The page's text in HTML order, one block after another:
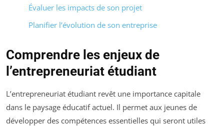
Évaluer les impacts de son projet
Planifier l’évolution de son entreprise
Comprendre les enjeux de
l’entrepreneuriat étudiant
L’entrepreneuriat étudiant revêt une importance capitale
dans le paysage éducatif actuel. Il permet aux jeunes de
développer des compétences essentielles qui seront utiles